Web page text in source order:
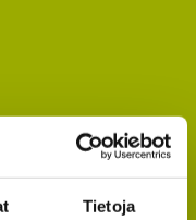
Tietoja